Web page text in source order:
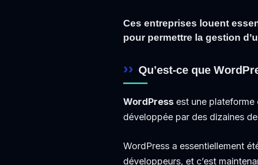
Ces entreprises louent
pour permettre la gestion
Qu’est-ce que
WordPress est une
développée par des dizaines
WordPress a essentiellement
développeurs, et c’est